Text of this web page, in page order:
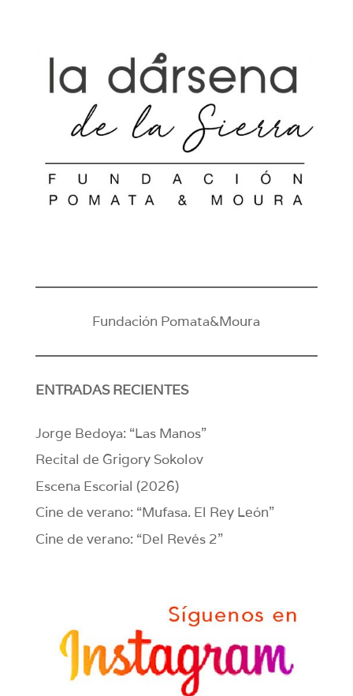
Fundación Pomata&Moura
ENTRADAS RECIENTES
Jorge Bedoya: “Las Manos”
Recital de Grigory Sokolov
Escena Escorial (2026)
Cine de verano: “Mufasa. El Rey León”
Cine de verano: “Del Revés 2”